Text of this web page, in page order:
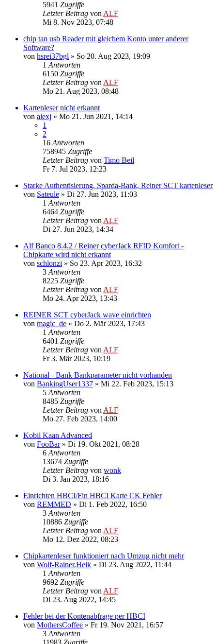
5941 Zugriffe
Letzter Beitrag von ALF
Mi 8. Nov 2023, 07:48
chip tan usb Reader mit gleichem Konto unter anderer
Software?
von hsrei37bgl » So 20. Aug 2023, 19:09
1 Antworten
6150 Zugriffe
Letzter Beitrag von ALF
Mo 21. Aug 2023, 08:48
Kartenleser nicht erkannt
von alexj » Mo 21. Jun 2021, 14:14
1
2
16 Antworten
758945 Zugriffe
Letzter Beitrag von Timo Beil
Fr 7. Jul 2023, 12:23
Starke Authentisierung, Sparda-Bank, Reiner SCT kartenleser
von Sateule » Di 27. Jun 2023, 11:03
1 Antworten
6464 Zugriffe
Letzter Beitrag von ALF
Di 27. Jun 2023, 14:34
Alf Banco 8.4.2 / Reiner cyberJack RFID Komfort -
Chipkarte wird nicht erkannt
von schlonzi » So 23. Apr 2023, 16:32
3 Antworten
8225 Zugriffe
Letzter Beitrag von ALF
Mo 24. Apr 2023, 13:43
REINER SCT cyberJack wave einrichten
von magic_de » Do 2. Mär 2023, 17:43
1 Antworten
6401 Zugriffe
Letzter Beitrag von ALF
Fr 3. Mär 2023, 10:19
National - Bank Bankparameter nicht vorhanden
von BankingUser1337 » Mi 22. Feb 2023, 15:13
5 Antworten
8485 Zugriffe
Letzter Beitrag von ALF
Mo 27. Feb 2023, 14:00
Kobil Kaan Advanced
von FooBar» Di 19. Okt 2021, 08:28
6 Antworten
13674 Zugriffe
Letzter Beitrag von wonk
Di 3. Jan 2023, 18:16
Einrichten HBCI/Fin HBCI Karte CK Fehler
von REMMED » Di 1. Feb 2022, 16:50
3 Antworten
10886 Zugriffe
Letzter Beitrag von ALF
Mo 12. Dez 2022, 08:23
Chipkartenleser funktioniert nach Umzug nicht mehr
von Wolf-Rainer.Heik » Di 23. Aug 2022, 11:44
1 Antworten
9692 Zugriffe
Letzter Beitrag von ALF
Di 23. Aug 2022, 14:45
Fehler bei der Kontenabfrage per HBCI
von MothersCoffee » Fr 19. Nov 2021, 16:57
3 Antworten
11983 Zugriffe